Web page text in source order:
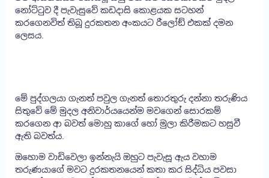
නෝට්ටුව දී පැවැසුවේ කඩදාසි කොළයක සටහන්
කරගෙනවිත් තිබූ දුරකතන අංකයට රීලෝඞ් එකක් දමන
ලෙසය.
මේ පුද්ගලයා ගැනත් පවුල ගැනත් තොරතුරු දන්නා තරුණිය
සිතුවේ මේ මුදල අනිවාර්යයෙන්ම මවගෙන් සොරකම්
කරගෙන ආ බවත් මොහු කාගේ හෝ මුලා කිරීමකට හසුවී
ඇති බවත්ය.
ඔහොම වාඩිවෙලා ඉන්නැයි ඔහුට පැවැසූ ඇය වහාම
තරුණයාගේ මවට දුරකතනයෙන් කතා කර සිද්ධිය පවසා